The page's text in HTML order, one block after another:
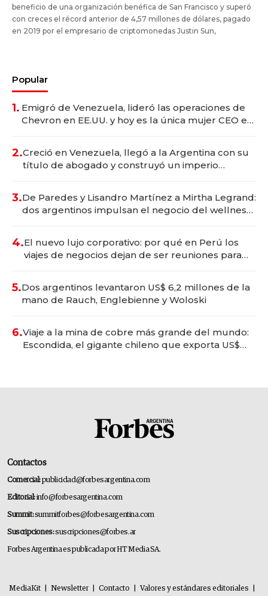
beneficio de una organización benéfica de San Francisco y superó
con creces el récord anterior de 4,57 millones de dólares, pagado
en 2019 por el empresario de criptomonedas Justin Sun,
Popular
1. Emigró de Venezuela, lideró las operaciones de
Chevron en EE.UU. y hoy es la única mujer CEO en
2.Creció en Venezuela, llegó a la Argentina con su
título de abogado y construyó un imperio
3.De Paredes y Lisandro Martínez a Mirtha Legrand:
dos argentinos impulsan el negocio del wellness
4.El nuevo lujo corporativo: por qué en Perú los
viajes de negocios dejan de ser reuniones para
5.Dos argentinos levantaron US$ 6,2 millones de la
mano de Rauch, Englebienne y Woloski
6.Viaje a la mina de cobre más grande del mundo:
Escondida, el gigante chileno que exporta US$
Contactos
Comercial:publicidad@forbesargentina.com
Editorial:info@forbesargentina.com
Summit:summitforbes@forbesargentina.com
Suscripciones:suscripciones@forbes.ar
Forbes Argentina es publicada por HT Media SA.
MediaKit Newsletter Contacto Valores y estándares editoriales